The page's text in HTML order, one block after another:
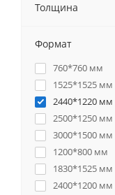
Толщина
Формат
760*760 мм
1525*1525 мм
2440*1220 мм
2500*1250 мм
3000*1500 мм
1200*800 мм
1830*1525 мм
2400*1200 мм